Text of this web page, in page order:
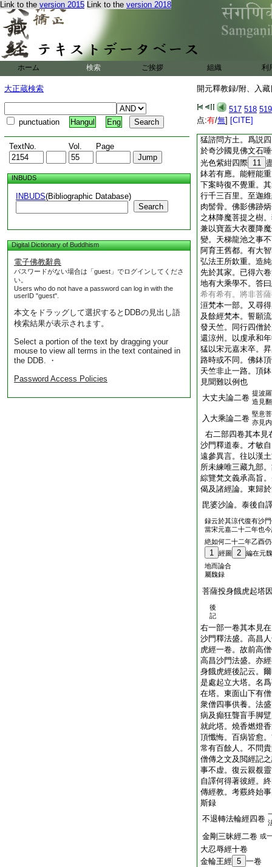
Link to the version 2015 Link to the version 2018
ホーム 検索 ご挨拶 組織 利
大正蔵検索
punctuation Hangul Eng
TextNo. Vol. Page
INBUDS
INBUDS(Bibliographic Database)
Search
Digital Dictionary of Buddhism
電子佛教辭典
パスワードがない場合は「guest」でログインしてくださ
い。
Users who do not have a password can log in with the
userID "guest".
本文をドラッグして選択するとDDBの見出し語
検索結果が表示されます。
Select a portion of the text by dragging your
mouse to view all terms in the text contained in
the DDB. ・
Password Access Policies
開元釋教録/附、入
517 518 519
点:有/無] [CITE]
糧理極辛阻。遂歴
觀風俗。從于＊填
而同侶九人退還。
與餘四人三度雪山
絙爲橋乘虚而過。
慘酷影戰魂慄。復
斷路。行者多死。
罽賓城。恒有五百
猛諮問方土。爲説
於奇沙國見佛文石
光色紫紺四際 11
鉢若有應。能輕能
下案時復不覺重。
行千三百里。至迦
肉髻骨。佛影佛跡
之林降魔菩提之樹
兼以寶蓋大衣覆降
變。天梯龍池之事
阿育王舊都。有大
弘法王所欽重。造
先於其家。已得六
地有大乘學不。答
希有希有。將非菩
洹梵本一部。又尋
及餘經梵本。誓願
發天竺。同行四僧
還涼州。以虔承和
猛以宋元嘉末卒。
路時或不同。佛鉢
天竺非止一路。頂
見聞難以例也
大丈夫論二卷 提波
造見
入大乘論二卷 堅意
亦見
右二部四卷其本見
沙門釋道泰。才敏
遠參異言。往以漢
所未練唯三藏九部
綜覽梵文義承高旨
偈及諸經論。東歸
毘婆沙論。泰後自
録云於其涼代復有沙
當宋元嘉二十二年也
絶如何二十二年乙酉
1 經圖 2
編在元魏
地而論合
屬魏録
菩薩投身餓虎起塔
後
記
右一部一卷其本見在
沙門釋法盛。高昌
虎經一卷。故前高
高昌沙門法盛。亦
身餓虎經後記云。
是處起立大塔。名
在塔。東面山下有
衆僧四事供養。法
病及癲狂聾盲手脚
就此塔。燒香燃燈
頂懺悔。百病皆愈
常有百餘人。不問
僧傳之文及閲經記
事不虚。復云親覩
自譯何得著彼經。
傳經教。考覈終始
斯録
不退轉法輪經四卷
金剛三昧經二卷 或
大忍辱經十卷
金輪王經 5 一卷